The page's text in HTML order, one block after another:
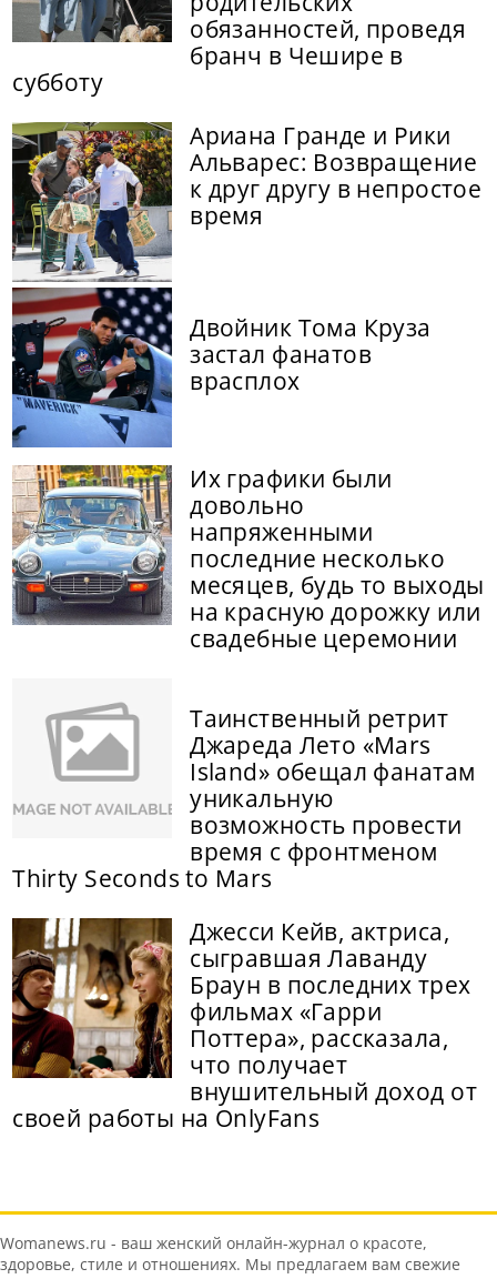
обязанностей, проведя
бранч в Чешире в
субботу
Ариана Гранде и Рики
Альварес: Возвращение
к друг другу в непростое
время
Двойник Тома Круза
застал фанатов
врасплох
Их графики были
довольно
напряженными
последние несколько
месяцев, будь то выходы
на красную дорожку или
свадебные церемонии
Таинственный ретрит
Джареда Лето «Mars
Island» обещал фанатам
уникальную
возможность провести
время с фронтменом
Thirty Seconds to Mars
Джесси Кейв, актриса,
сыгравшая Лаванду
Браун в последних трех
фильмах «Гарри
Поттера», рассказала,
что получает
внушительный доход от
своей работы на OnlyFans
Womanews.ru - ваш женский онлайн-журнал о красоте,
здоровье, стиле и отношениях. Мы предлагаем вам свежие